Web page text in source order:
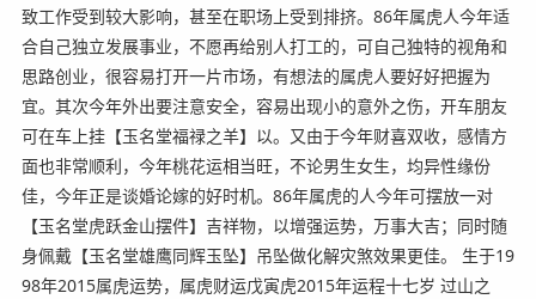
致工作受到较大影响，甚至在职场上受到排挤。86年属虎人今年适
合自己独立发展事业，不愿再给别人打工的，可自己独特的视角和
思路创业，很容易打开一片市场，有想法的属虎人要好好把握为
宜。其次今年外出要注意安全，容易出现小的意外之伤，开车朋友
可在车上挂【玉名堂福禄之羊】以。又由于今年财喜双收，感情方
面也非常顺利，今年桃花运相当旺，不论男生女生，均异性缘份
佳，今年正是谈婚论嫁的好时机。86年属虎的人今年可摆放一对
【玉名堂虎跃金山摆件】吉祥物，以增强运势，万事大吉；同时随
身佩戴【玉名堂雄鹰同辉玉坠】吊坠做化解灾煞效果更佳。 生于19
98年2015属虎运势，属虎财运戊寅虎2015年运程十七岁 过山之